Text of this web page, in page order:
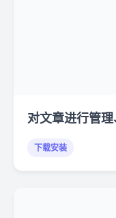
对文章进行管
下载安装